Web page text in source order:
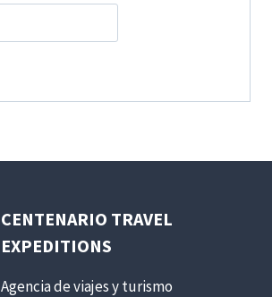
CENTENARIO TRAVEL
EXPEDITIONS
Agencia de viajes y turismo